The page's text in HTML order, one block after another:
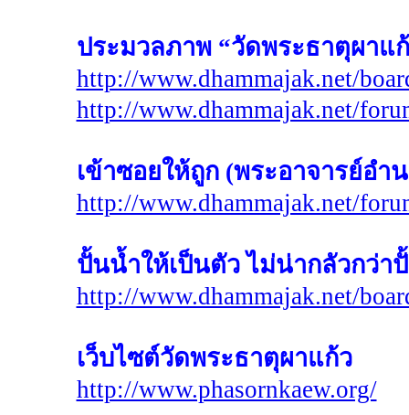
ประมวลภาพ “วัดพระธาตุผาแ
http://www.dhammajak.net/
http://www.dhammajak.net/
เข้าซอยให้ถูก (พระอาจารย์อำ
http://www.dhammajak.net/
ปั้นน้ำให้เป็นตัว ไม่น่ากลัวกว่า
http://www.dhammajak.net/
เว็บไซต์วัดพระธาตุผาแก้ว
http://www.phasornkaew.org/